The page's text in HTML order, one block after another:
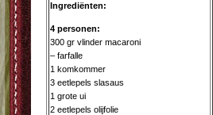
Ingrediënten:
4 personen:
300 gr vlinder macaroni
– farfalle
1 komkommer
3 eetlepels slasaus
1 grote ui
2 eetlepels olijfolie